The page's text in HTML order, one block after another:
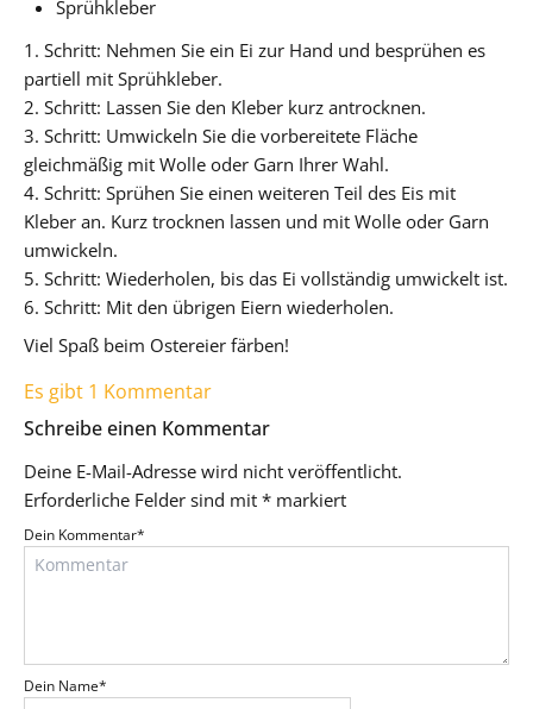
Sprühkleber
1. Schritt: Nehmen Sie ein Ei zur Hand und besprühen es
partiell mit Sprühkleber.
2. Schritt: Lassen Sie den Kleber kurz antrocknen.
3. Schritt: Umwickeln Sie die vorbereitete Fläche
gleichmäßig mit Wolle oder Garn Ihrer Wahl.
4. Schritt: Sprühen Sie einen weiteren Teil des Eis mit
Kleber an. Kurz trocknen lassen und mit Wolle oder Garn
umwickeln.
5. Schritt: Wiederholen, bis das Ei vollständig umwickelt ist.
6. Schritt: Mit den übrigen Eiern wiederholen.
Viel Spaß beim Ostereier färben!
Es gibt 1 Kommentar
Schreibe einen Kommentar
Deine E-Mail-Adresse wird nicht veröffentlicht.
Erforderliche Felder sind mit * markiert
Dein Kommentar*
Dein Name*